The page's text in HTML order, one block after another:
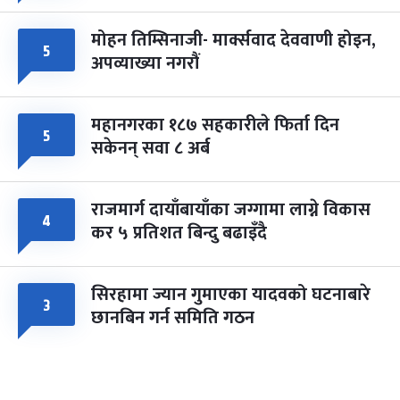
५ मोहन तिम्सिनाजी- मार्क्सवाद देववाणी होइन,
अपव्याख्या नगरौं
५ महानगरका १८७ सहकारीले फिर्ता दिन
सकेनन् सवा ८ अर्ब
४ राजमार्ग दायाँबायाँका जग्गामा लाग्ने विकास
कर ५ प्रतिशत बिन्दु बढाइँदै
३ सिरहामा ज्यान गुमाएका यादवको घटनाबारे
छानबिन गर्न समिति गठन